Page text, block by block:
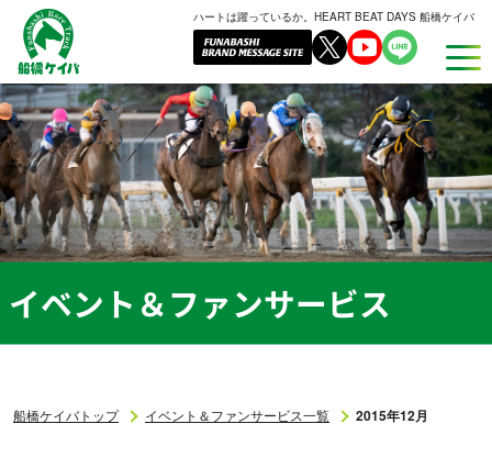
船
橋
ケ
イ
バ
ハートは躍っているか。HEART BEAT DAYS 船橋ケイバ
イベント＆ファンサービス
船橋ケイバトップ イベント＆ファンサービス一覧 2015年12月